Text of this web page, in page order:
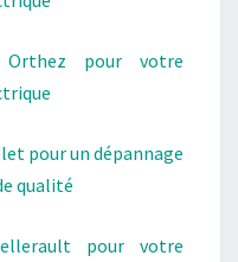
pour votre
pour un dépannage
qualité
pour votre